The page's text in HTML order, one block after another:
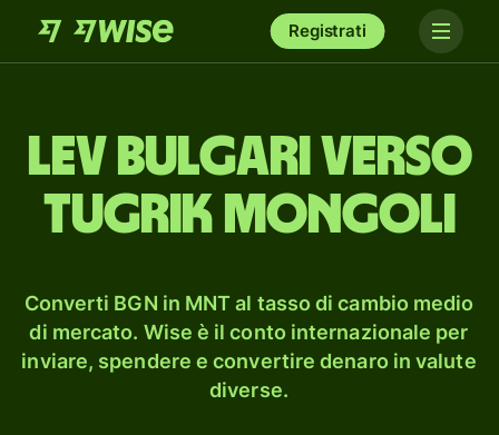
Registrati
lev bulgari verso
tugrik mongoli
Converti BGN in MNT al tasso di cambio medio
di mercato. Wise è il conto internazionale per
inviare, spendere e convertire denaro in valute
diverse.